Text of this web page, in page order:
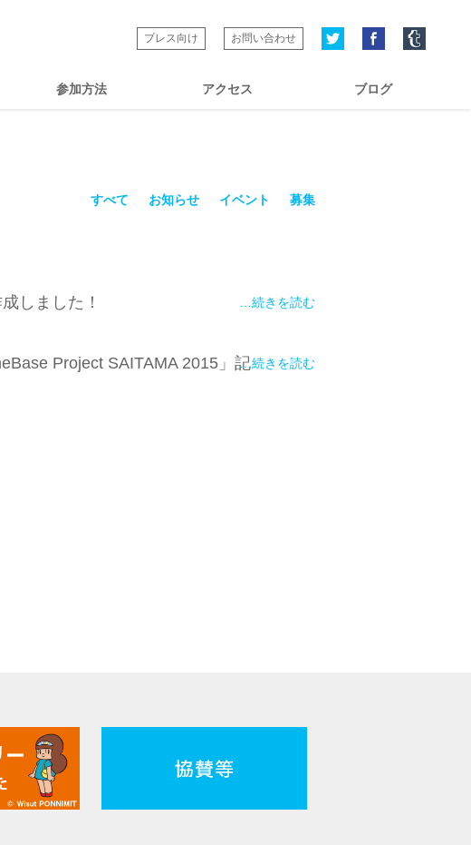
参加方法 アクセス ブログ
プレス向け お問い合わせ
すべて お知らせ イベント 募集
しました！ …続きを読む
Project SAITAMA 2015」記…続きを読む